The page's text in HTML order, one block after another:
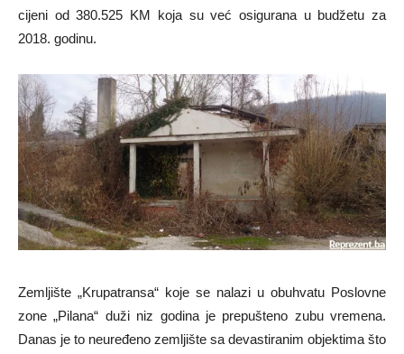
cijeni od 380.525 KM koja su već osigurana u budžetu za
2018. godinu.
Zemljište „Krupatransa“ koje se nalazi u obuhvatu Poslovne
zone „Pilana“ duži niz godina je prepušteno zubu vremena.
Danas je to neuređeno zemljište sa devastiranim objektima što